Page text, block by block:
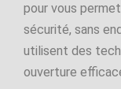
pour vous
sécurité, sans
utilisent des
ouverture